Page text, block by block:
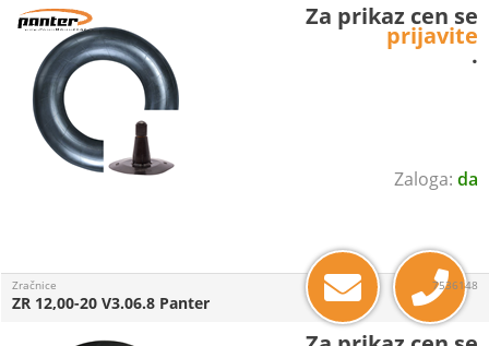
da
Za prikaz cen se
prijavite
.
Zračnice
ZR 12,00-20 V3.06.8 Panter
7536148